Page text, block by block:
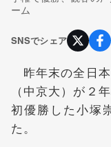
ーム
SNSでシェア
昨年末の全日
（中京大）が２
初優勝した小塚
た。